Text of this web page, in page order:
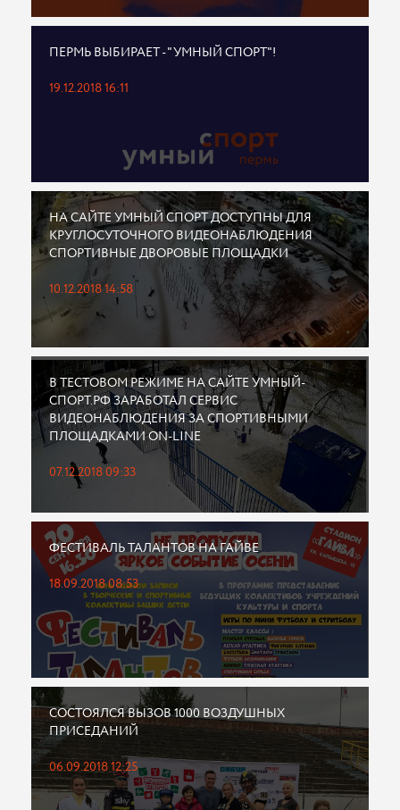
ПЕРМЬ ВЫБИРАЕТ - "УМНЫЙ СПОРТ"!
19.12.2018 16:11
НА САЙТЕ УМНЫЙ СПОРТ ДОСТУПНЫ ДЛЯ
КРУГЛОСУТОЧНОГО ВИДЕОНАБЛЮДЕНИЯ
СПОРТИВНЫЕ ДВОРОВЫЕ ПЛОЩАДКИ
10.12.2018 14:58
В ТЕСТОВОМ РЕЖИМЕ НА САЙТЕ УМНЫЙ-
СПОРТ.РФ ЗАРАБОТАЛ СЕРВИС
ВИДЕОНАБЛЮДЕНИЯ ЗА СПОРТИВНЫМИ
ПЛОЩАДКАМИ ON-LINE
07.12.2018 09:33
ФЕСТИВАЛЬ ТАЛАНТОВ НА ГАЙВЕ
18.09.2018 08:53
СОСТОЯЛСЯ ВЫЗОВ 1000 ВОЗДУШНЫХ
ПРИСЕДАНИЙ
06.09.2018 12:25